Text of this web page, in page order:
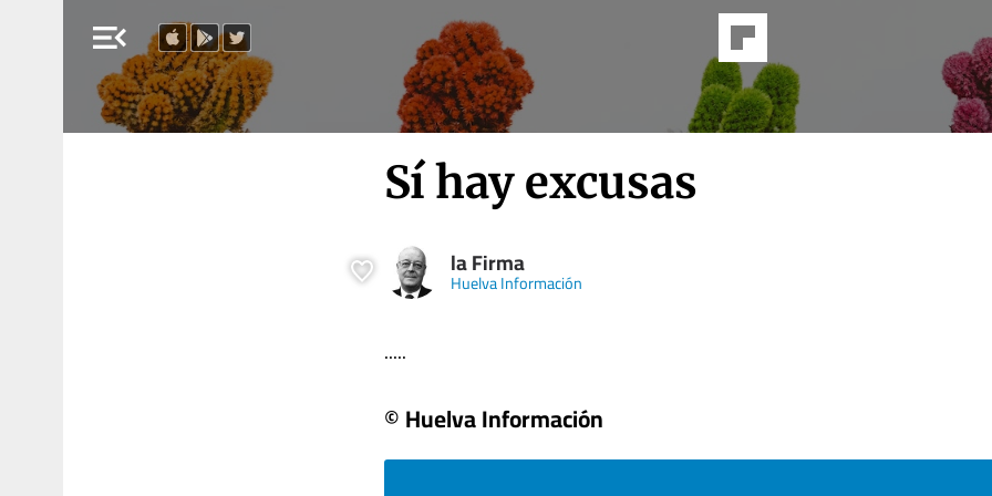
menu_open
Sí hay excusas
la Firma
Huelva Información
.....
© Huelva Información